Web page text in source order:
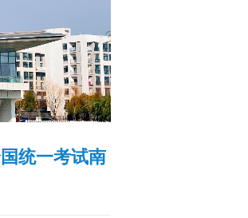
同等学力申硕 招生动态
统一考试南